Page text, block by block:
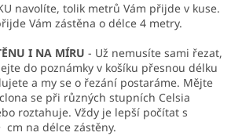
navolíte, tolik metrů Vám přijde v kuse.
Vám zástěna o délce 4 metry.
I NA MÍRU - Už nemusíte sami řezat,
do poznámky v košíku přesnou délku
a my se o řezání postaráme. Mějte
se při různých stupních Celsia
roztahuje. Vždy je lepší počítat s
na délce zástěny.